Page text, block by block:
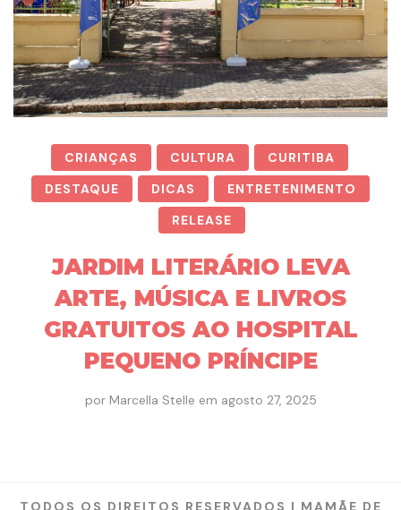
CRIANÇAS CULTURA
CURITIBA
DESTAQUE
DICAS
ENTRETENIMENTO
RELEASE
JARDIM LITERÁRIO LEVA
ARTE, MÚSICA E LIVROS
GRATUITOS AO HOSPITAL
PEQUENO PRÍNCIPE
por Marcella Stelle em agosto 27, 2025
TODOS OS DIREITOS RESERVADOS | MAMÃE DE